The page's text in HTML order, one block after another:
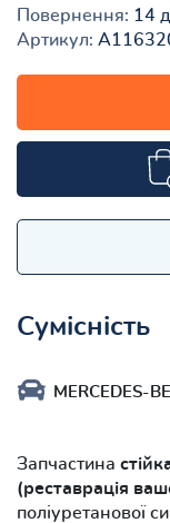
Повернення: 14
Артикул:
Сумісність
MERCEDES-
Запчастина
(реставрація
поліуретанової